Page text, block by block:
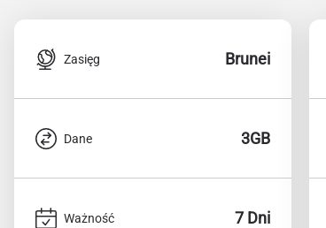
Zasięg Brunei
Dane 3GB
Ważność 7 Dni